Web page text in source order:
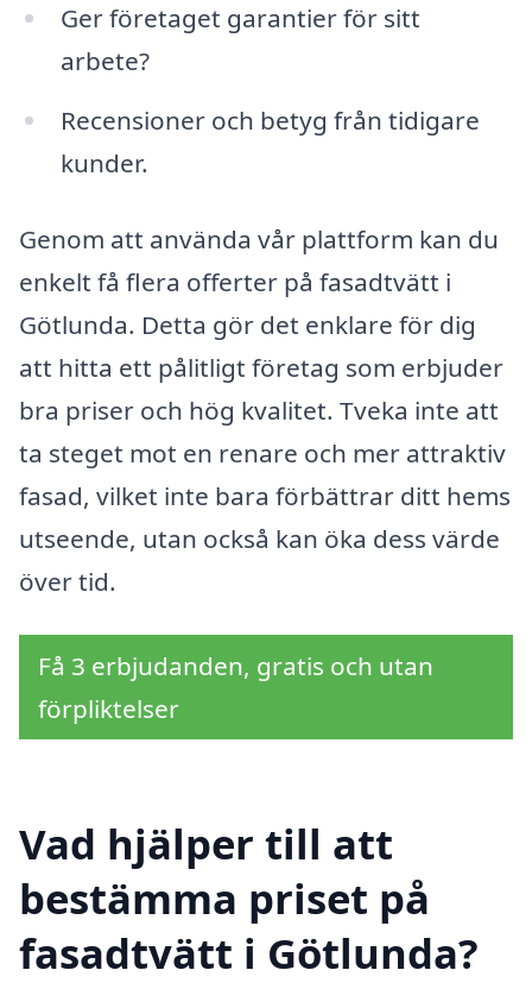
Ger företaget garantier för sitt
arbete?
Recensioner och betyg från tidigare
kunder.
Genom att använda vår plattform kan du
enkelt få flera offerter på fasadtvätt i
Götlunda. Detta gör det enklare för dig
att hitta ett pålitligt företag som erbjuder
bra priser och hög kvalitet. Tveka inte att
ta steget mot en renare och mer attraktiv
fasad, vilket inte bara förbättrar ditt hems
utseende, utan också kan öka dess värde
över tid.
Få 3 erbjudanden, gratis och utan
förpliktelser
Vad hjälper till att
bestämma priset på
fasadtvätt i Götlunda?